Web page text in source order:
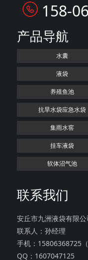
158-
产品导航
水囊
液袋
养殖鱼池
抗旱水袋应急水袋
集雨水窖
挂车液袋
软体沼气池
联系我们
安丘市九洲液袋有限公
联系人：孙经理
手机：15806368725（
QQ：1607047125